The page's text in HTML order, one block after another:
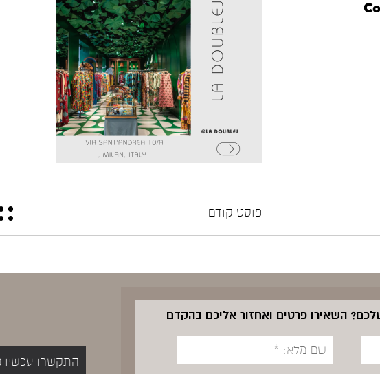
פוסט קודם
שלכם? השאירו פרטים ואחזור אליכם בהקדם
התקשרו עכשיו 052-5535400